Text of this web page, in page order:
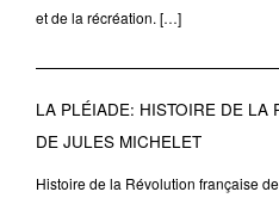
et de la récréation. […]
LA PLÉIADE: HISTOIRE DE LA
DE JULES MICHELET
Histoire de la Révolution française